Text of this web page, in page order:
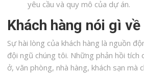
yêu cầu và quy mô của dự án.
Khách hàng nói gì
Sự hài lòng của khách hàng là nguồn
đội ngũ chúng tôi. Những phản hồi tích
ở, văn phòng, nhà hàng, khách sạn mà